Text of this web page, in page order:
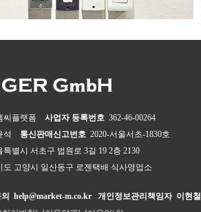
씨플랫폼 사업자 등록번호 362-46-00264
석 통신판매신고번호 2020-서울서초-1830호
별시 서초구 법원로 3길 19 2층 2130
도 고양시 일산동구 로젠택배 식사영업소
help@market-m.co.kr 개인정보관리책임자 이현철